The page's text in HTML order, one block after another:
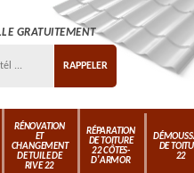
GRATUITEMENT
RÉNOVATION
ET
CHANGEMENT
DE TUILE DE
RIVE 22
RÉPARATION
DE TOITURE
22 CÔTES-
D'ARMOR
DE
22